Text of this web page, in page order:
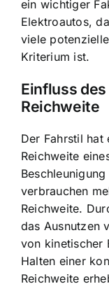
ein wichtiger
Elektroautos,
viele
Kriterium ist.
Einfluss
Reichweite
Der Fahrstil hat
Reichweite
verbrauchen
Reichweite.
das Ausnutzen
von kinetischer
Halten einer
Reichweite